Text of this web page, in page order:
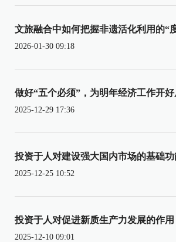
文旅融合中如何把握非遗活化利用的“
2026-01-30 09:18
做好“五个必须”，为明年经济工作开好
2025-12-29 17:36
投资于人对建设强大国内市场的基础功
2025-12-25 10:52
投资于人对促进新质生产力发展的作用
2025-12-10 09:01